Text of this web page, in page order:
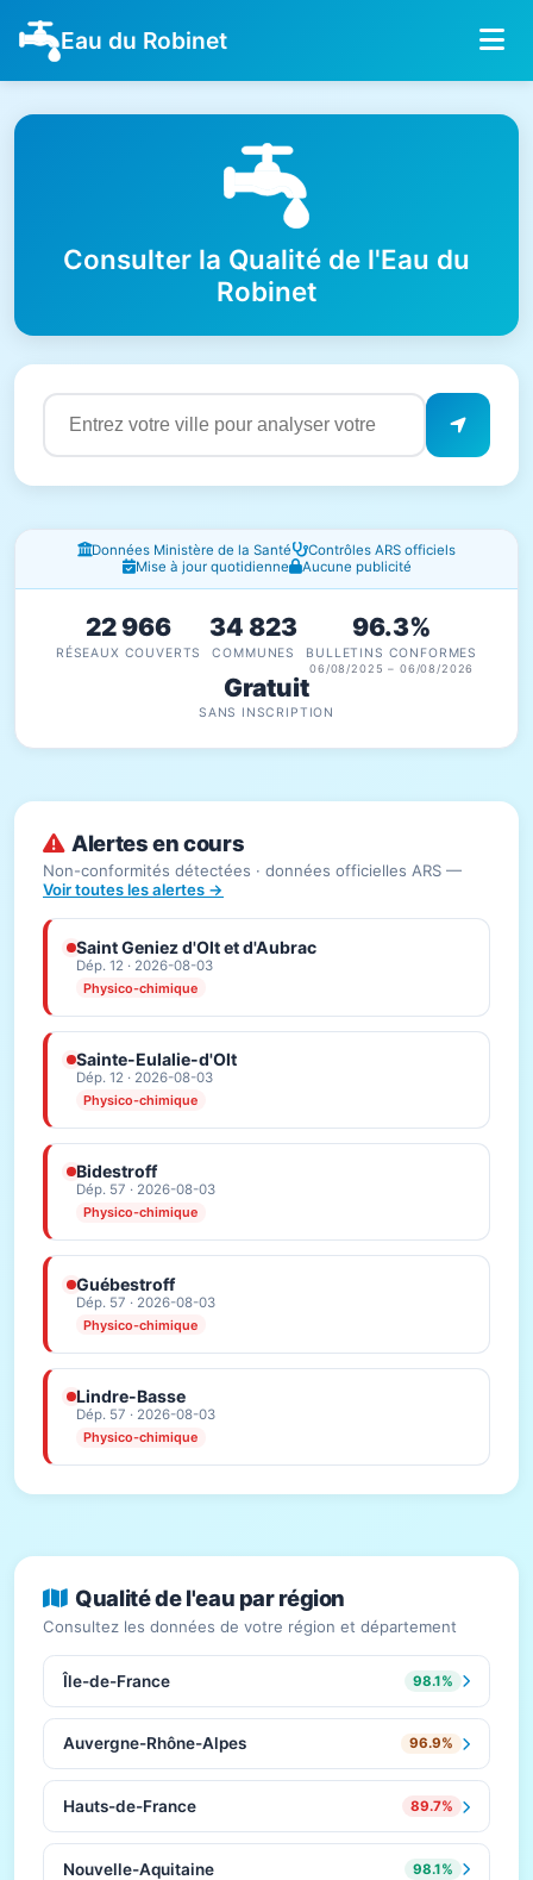
Eau du Robinet
Consulter la Qualité de l'Eau du
Robinet
Résultats de qualité de l'eau
Fenêtres d'information
Données Ministère de la Santé
Contrôles ARS officiels
Mise à jour quotidienne
Aucune publicité
22 966
RÉSEAUX COUVERTS
34 823
COMMUNES
96.3%
BULLETINS CONFORMES
06/08/2025 – 06/08/2026
Gratuit
SANS INSCRIPTION
Alertes en cours
Non-conformités détectées · données officielles ARS —
Voir toutes les alertes →
Saint Geniez d'Olt et d'Aubrac
Dép. 12 · 2026-08-03
Physico-chimique
Sainte-Eulalie-d'Olt
Dép. 12 · 2026-08-03
Physico-chimique
Bidestroff
Dép. 57 · 2026-08-03
Physico-chimique
Guébestroff
Dép. 57 · 2026-08-03
Physico-chimique
Lindre-Basse
Dép. 57 · 2026-08-03
Physico-chimique
Qualité de l'eau par région
Consultez les données de votre région et département
Île-de-France 98.1%
Auvergne-Rhône-Alpes 96.9%
Hauts-de-France 89.7%
Nouvelle-Aquitaine 98.1%